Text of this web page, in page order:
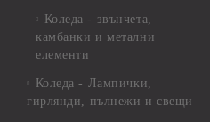
Коледа - звънчета,
камбанки и метални
елементи
Коледа - Лампички,
гирлянди, пълнежи и свещи